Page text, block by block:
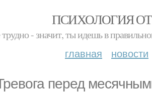
ПСИХОЛОГИЯ
трудно - значит, ты идешь в
главная новости
перед